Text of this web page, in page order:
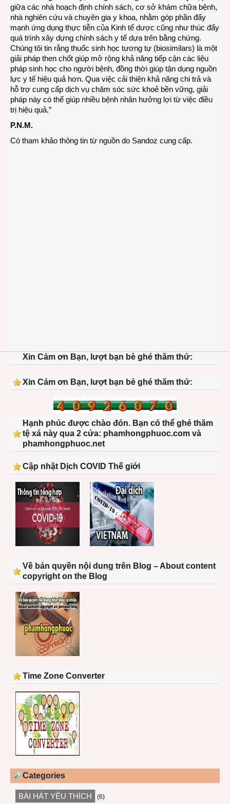
giữa các nhà hoạch định chính sách, cơ sở khám chữa bệnh,
nhà nghiên cứu và chuyên gia y khoa, nhằm góp phần đẩy
mạnh ứng dụng thực tiễn của Kinh tế dược cũng như thúc đẩy
quá trình xây dựng chính sách y tế dựa trên bằng chứng.
Chúng tôi tin rằng thuốc sinh học tương tự (biosimilars) là một
giải pháp then chốt giúp mở rộng khả năng tiếp cận các liệu
pháp sinh học cho người bệnh, đồng thời giúp tận dụng nguồn
lực y tế hiệu quả hơn. Qua việc cải thiện khả năng chi trả và
hỗ trợ cung cấp dịch vụ chăm sóc sức khoẻ bền vững, giải
pháp này có thể giúp nhiều bệnh nhân hưởng lợi từ việc điều
trị hiệu quả.”
P.N.M.
Có tham khảo thông tin từ nguồn do Sandoz cung cấp.
Xin Cảm ơn Bạn, lượt bạn bè ghé thăm thứ:
Xin Cảm ơn Bạn, lượt bạn bè ghé thăm thứ:
Hạnh phúc được chào đón. Bạn có thể ghé thăm
tệ xá này qua 2 cửa: phamhongphuoc.com và
phamhongphuoc.net
Cập nhật Dịch COVID Thế giới
Về bản quyền nội dung trên Blog – About content
copyright on the Blog
Time Zone Converter
Categories
BÀI HÁT YÊU THÍCH (6)